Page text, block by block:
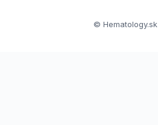
© Hematology.sk